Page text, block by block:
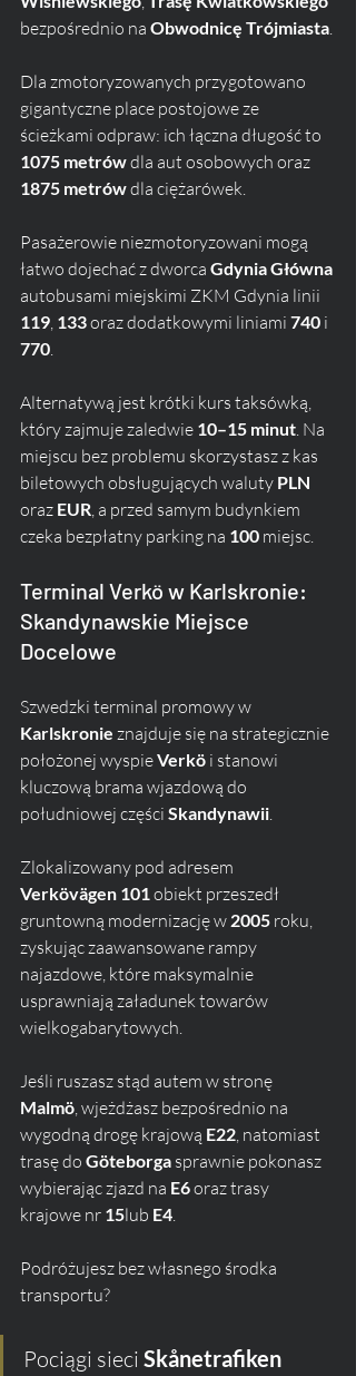
bezpośrednio na Obwodnicę Trójmiasta
Dla zmotoryzowanych przygotowano
gigantyczne place postojowe ze
ścieżkami odpraw: ich łączna długość to
1075 metrów dla aut osobowych oraz
1875 metrów dla ciężarówek.
Pasażerowie niezmotoryzowani mogą
łatwo dojechać z dworca Gdynia Główna
autobusami miejskimi ZKM Gdynia linii
119 133 oraz dodatkowymi liniami 740 i
770
Alternatywą jest krótki kurs taksówką,
który zajmuje zaledwie 10–15 minut . Na
miejscu bez problemu skorzystasz z kas
biletowych obsługujących waluty PLN
oraz EUR , a przed samym budynkiem
czeka bezpłatny parking na 100 miejsc.
Terminal Verkö w Karlskronie:
Skandynawskie Miejsce
Docelowe
Szwedzki terminal promowy w
Karlskronie znajduje się na strategicznie
położonej wyspie Verkö i stanowi
kluczową brama wjazdową do
południowej części Skandynawii
Zlokalizowany pod adresem
Verkövägen 101 obiekt przeszedł
gruntowną modernizację w 2005 roku,
zyskując zaawansowane rampy
najazdowe, które maksymalnie
usprawniają załadunek towarów
wielkogabarytowych.
Jeśli ruszasz stąd autem w stronę
Malmö , wjeżdżasz bezpośrednio na
wygodną drogę krajową E22 , natomiast
trasę do Göteborga sprawnie pokonasz
wybierając zjazd na E6 oraz trasy
krajowe nr 15lub E4
Podróżujesz bez własnego środka
transportu?
Pociągi sieci Skånetrafiken